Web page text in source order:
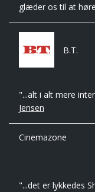
glæder os til at
B.T.
"...alt i alt mere
Jensen
Cinemazone
"...det er lykkedes